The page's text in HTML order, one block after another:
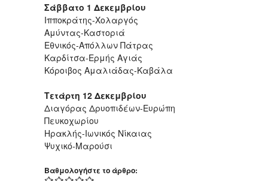
Σάββατο 1 Δεκεμβρίου
Ιπποκράτης-Χολαργός
Αμύντας-Καστοριά
Εθνικός-Απόλλων Πάτρας
Καρδίτσα-Ερμής Αγιάς
Κόροιβος Αμαλιάδας-Καβάλα
Τετάρτη 12 Δεκεμβρίου
Διαγόρας Δρυοπιδέων-Ευρώπη
Πευκοχωρίου
Ηρακλής-Ιωνικός Νίκαιας
Ψυχικό-Μαρούσι
Βαθμολογήστε το άρθρο: